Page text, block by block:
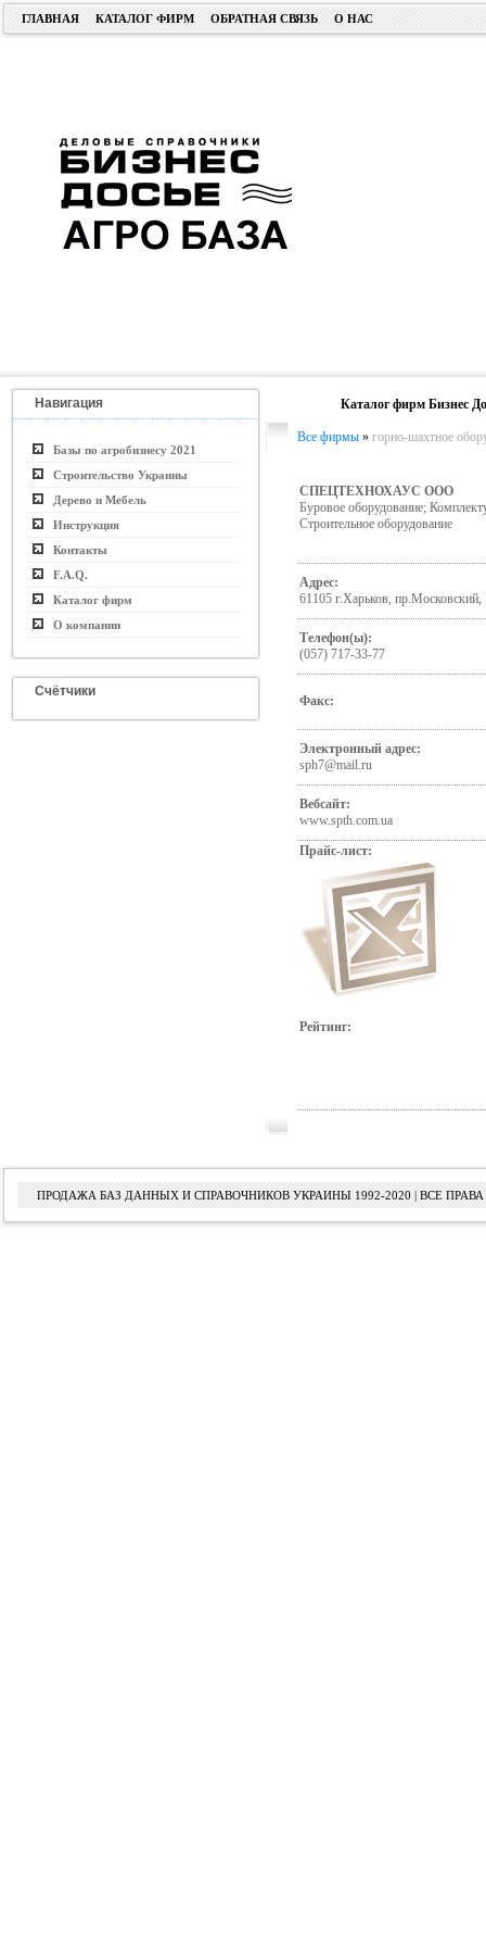
ГЛАВНАЯ КАТАЛОГ ФИРМ ОБРАТНАЯ СВЯЗЬ О НАС
Навигация
Базы по агробизнесу 2021
Строительство Украины
Дерево и Мебель
Инструкция
Контакты
F.A.Q.
Каталог фирм
О компании
Счётчики
Каталог фирм Бизнес
Все фирмы » горно-шахтное
СПЕЦТЕХНОХАУС ООО
Буровое оборудование;
Строительное оборудование
Адрес:
61105 г.Харьков, пр.Московский,
Телефон(ы):
(057) 717-33-77
Факс:
Электронный адрес:
sph7@mail.ru
Вебсайт:
www.spth.com.ua
Прайс-лист:
Рейтинг:
ПРОДАЖА БАЗ ДАННЫХ И СПРАВОЧНИКОВ УКРАИНЫ 1992-2020 | ВСЕ